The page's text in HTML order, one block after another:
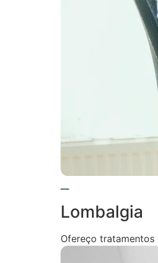
Lombalgia
Ofereço